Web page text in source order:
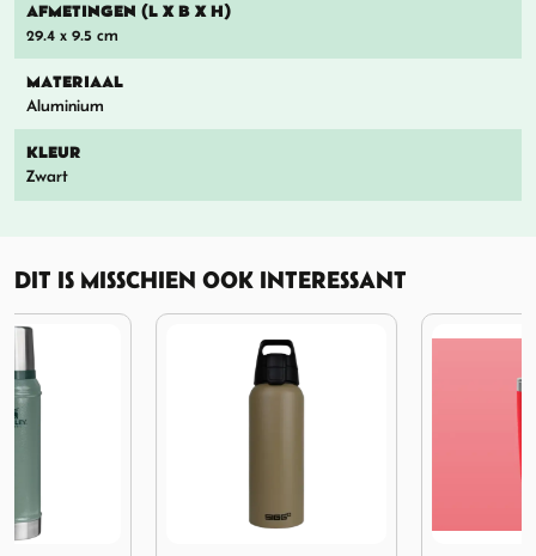
AFMETINGEN (L X B X H)
29.4 x 9.5 cm
MATERIAAL
Aluminium
KLEUR
Zwart
DIT IS MISSCHIEN OOK INTERESSANT